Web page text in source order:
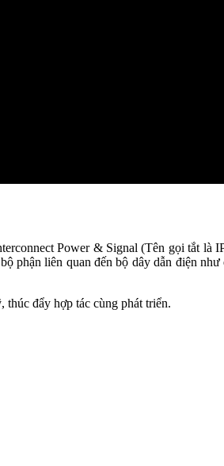
Power & Signal(Tên gọi tắt là
phận liên quan đến bộ dây dẫn điện
đẩy hợp tác cùng phát triển.